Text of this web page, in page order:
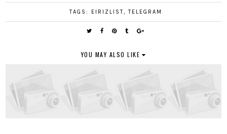
TAGS: EIRIZLIST, TELEGRAM
YOU MAY ALSO LIKE